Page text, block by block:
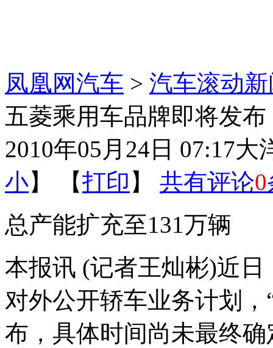
凤凰网汽车 > 汽车滚动
五菱乘用车品牌即将发
2010年05月24日 07:17大
小】 【打印 】 共有评论0
总产能扩充至131万辆
本报讯 (记者王灿彬)近日
对外公开轿车业务计划
布，具体时间尚未最终